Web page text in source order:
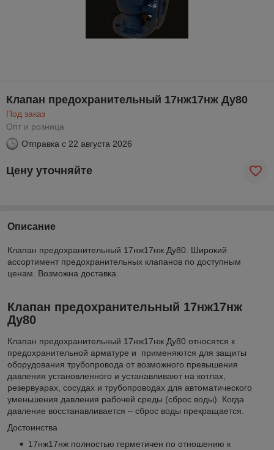
Клапан предохранительный 17нж17нж Ду80
Под заказ
Опт и розница
Отправка с 22 августа 2026
Цену уточняйте
Описание
Клапан предохранительный 17нж17нж Ду80. Широкий
ассортимент предохранительных клапанов по доступным
ценам. Возможна доставка.
Клапан предохранительный 17нж17нж
Ду80
Клапан предохранительный 17нж17нж Ду80 относятся к
предохранительной арматуре и применяются для защиты
оборудования трубопровода от возможного превышения
давления установленного и устанавливают на котлах,
резервуарах, сосудах и трубопроводах для автоматического
уменьшения давления рабочей среды (сброс воды). Когда
давление восстанавливается – сброс воды прекращается.
Достоинства
17нж17нж полностью герметичен по отношению к